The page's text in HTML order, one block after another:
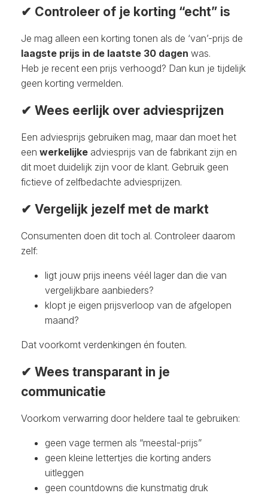
✔ Controleer of je korting “echt” is
Je mag alleen een korting tonen als de ‘van’-prijs de
laagste prijs in de laatste 30 dagen was.
Heb je recent een prijs verhoogd? Dan kun je tijdelijk
geen korting vermelden.
✔ Wees eerlijk over adviesprijzen
Een adviesprijs gebruiken mag, maar dan moet het
een werkelijke adviesprijs van de fabrikant zijn en
dit moet duidelijk zijn voor de klant. Gebruik geen
fictieve of zelfbedachte adviesprijzen.
✔ Vergelijk jezelf met de markt
Consumenten doen dit toch al. Controleer daarom
zelf:
ligt jouw prijs ineens véél lager dan die van
vergelijkbare aanbieders?
klopt je eigen prijsverloop van de afgelopen
maand?
Dat voorkomt verdenkingen én fouten.
✔ Wees transparant in je
communicatie
Voorkom verwarring door heldere taal te gebruiken:
geen vage termen als “meestal-prijs”
geen kleine lettertjes die korting anders
uitleggen
geen countdowns die kunstmatig druk